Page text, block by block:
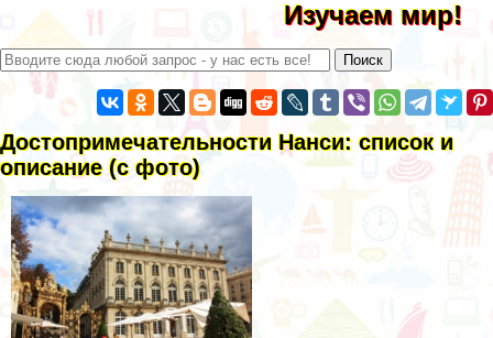
Изучаем мир!
Достопримечательности Нанси: список и
описание (с фото)